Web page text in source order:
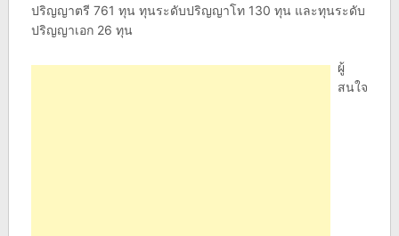
ปริญญาตรี 761 ทุน ทุนระดับปริญญาโท 130 ทุน และทุนระดับ
ปริญญาเอก 26 ทุน
ผู้
สนใจ